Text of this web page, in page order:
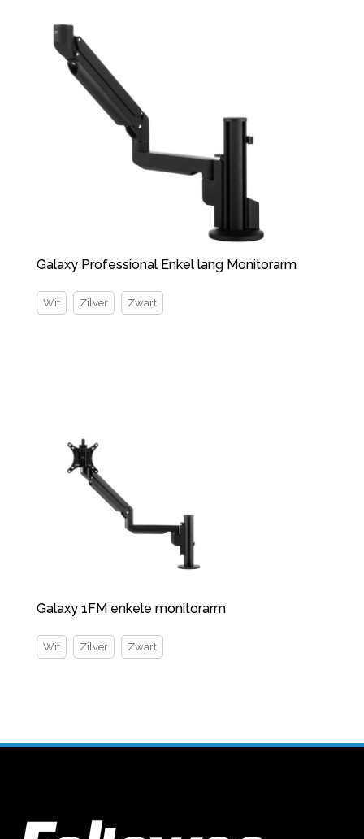
Galaxy Professional Enkel lang Monitorarm
Wit Zilver Zwart
Galaxy 1FM enkele monitorarm
Wit Zilver Zwart